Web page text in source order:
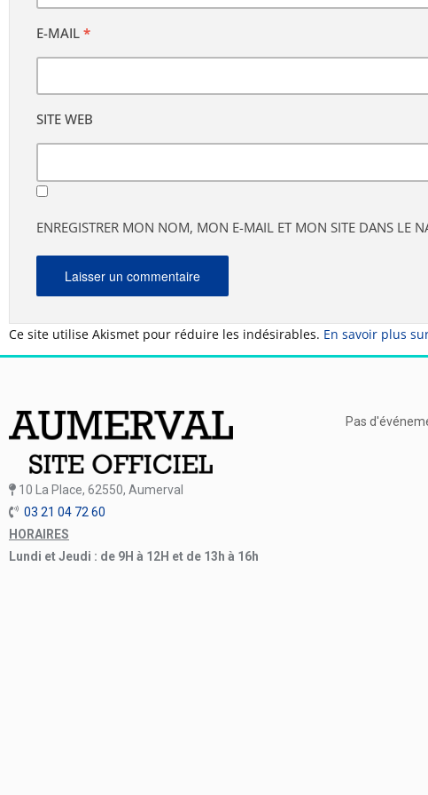
E-MAIL *
SITE WEB
ENREGISTRER MON NOM, MON E-MAIL ET MON SITE DANS LE
Ce site utilise Akismet pour réduire les indésirables. En savoir plus
10 La Place, 62550, Aumerval
03 21 04 72 60
HORAIRES
Lundi et Jeudi : de 9H à 12H et de 13h à 16h
Pas